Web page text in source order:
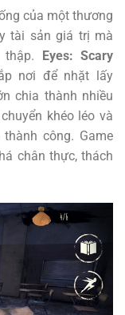
của một thương
tài sản giá trị mà
Eyes: Scary
nơi để nhặt lấy
chia thành nhiều
khéo léo và
công. Game
chân thực, thách